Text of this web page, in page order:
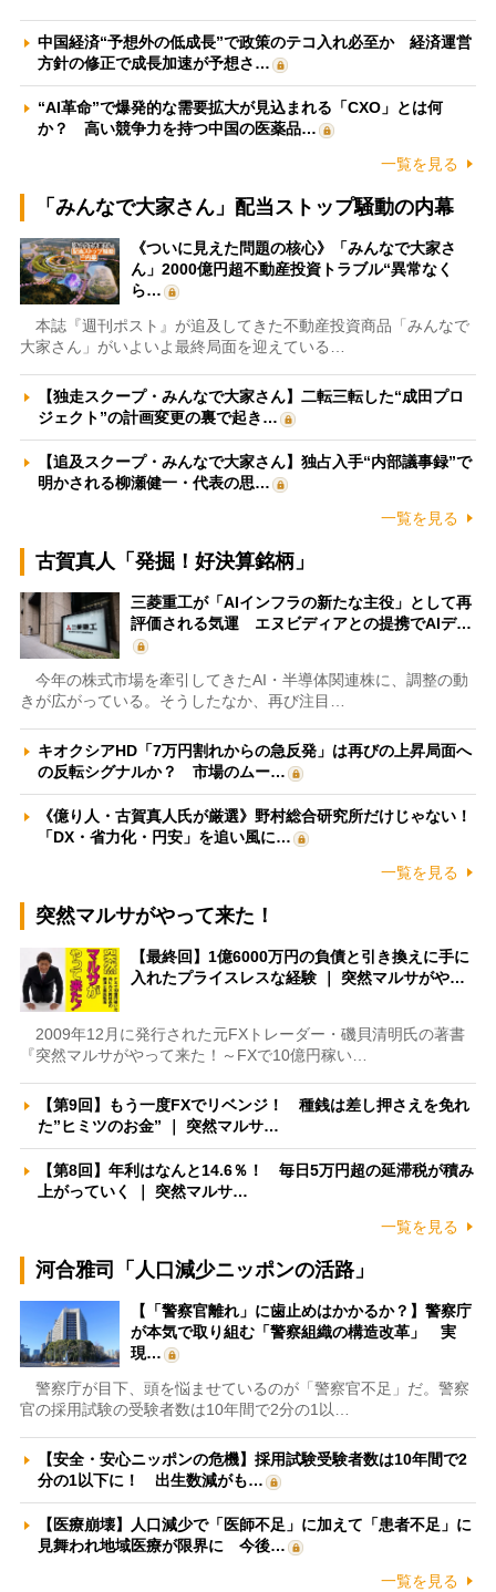
中国経済“予想外の低成長”で政策のテコ入れ必至か 経済運営
方針の修正で成長加速が予想さ…
“AI革命”で爆発的な需要拡大が見込まれる「CXO」とは何
か？ 高い競争力を持つ中国の医薬品…
一覧を見る
「みんなで大家さん」配当ストップ騒動の内幕
《ついに見えた問題の核心》「みんなで大家さ
ん」2000億円超不動産投資トラブル“異常なく
ら…
本誌『週刊ポスト』が追及してきた不動産投資商品「みんなで
大家さん」がいよいよ最終局面を迎えている…
【独走スクープ・みんなで大家さん】二転三転した“成田プロ
ジェクト”の計画変更の裏で起き…
【追及スクープ・みんなで大家さん】独占入手“内部議事録”で
明かされる柳瀬健一・代表の思…
一覧を見る
古賀真人「発掘！好決算銘柄」
三菱重工が「AIインフラの新たな主役」として再
評価される気運 エヌビディアとの提携でAIデ…
今年の株式市場を牽引してきたAI・半導体関連株に、調整の動
きが広がっている。そうしたなか、再び注目…
キオクシアHD「7万円割れからの急反発」は再びの上昇局面へ
の反転シグナルか？ 市場のムー…
《億り人・古賀真人氏が厳選》野村総合研究所だけじゃない！
「DX・省力化・円安」を追い風に…
一覧を見る
突然マルサがやって来た！
【最終回】1億6000万円の負債と引き換えに手に
入れたプライスレスな経験 ｜ 突然マルサがや…
2009年12月に発行された元FXトレーダー・磯貝清明氏の著書
『突然マルサがやって来た！～FXで10億円稼い…
【第9回】もう一度FXでリベンジ！ 種銭は差し押さえを免れ
た”ヒミツのお金” ｜ 突然マルサ…
【第8回】年利はなんと14.6％！ 毎日5万円超の延滞税が積み
上がっていく ｜ 突然マルサ…
一覧を見る
河合雅司「人口減少ニッポンの活路」
【「警察官離れ」に歯止めはかかるか？】警察庁
が本気で取り組む「警察組織の構造改革」 実
現…
警察庁が目下、頭を悩ませているのが「警察官不足」だ。警察
官の採用試験の受験者数は10年間で2分の1以…
【安全・安心ニッポンの危機】採用試験受験者数は10年間で2
分の1以下に！ 出生数減がも…
【医療崩壊】人口減少で「医師不足」に加えて「患者不足」に
見舞われ地域医療が限界に 今後…
一覧を見る